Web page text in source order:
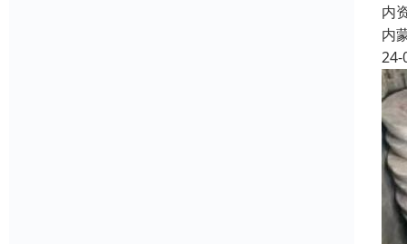
内
内
24-